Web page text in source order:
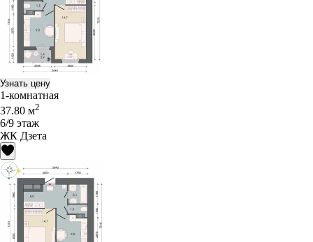
Узнать цену
1-комнатная
37.80 м2
6/9 этаж
ЖК Дзета